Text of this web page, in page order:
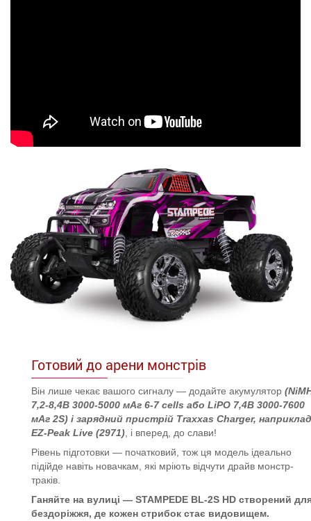
Готовий до арени монстрів
Він лише чекає вашого сигналу — додайте акумулятор (
7,2-8,4В 3000-5000 мАг 6-7 cells або LiPO 7,4В 3000-7600
мАг 2S) і зарядний пристрій Traxxas Charger,
EZ-Peak Live (2971), і вперед, до слави!
Рівень підготовки — початковий, тож ця модель ідеально
підійде навіть новачкам, які мріють відчути драйв монстр-
траків.
Ганяйте на вулиці — STAMPEDE BL-2S HD створений
бездоріжжя, де кожен стрибок стає видовищем.